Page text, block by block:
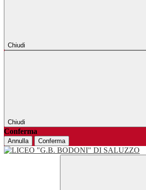
Chiudi
Chiudi
Conferma
Annulla Conferma